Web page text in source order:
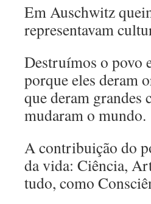
Em Auschwitz
representavam
Destruímos o povo
porque eles deram
que deram grandes
mudaram o mundo.
A contribuição do
da vida: Ciência,
tudo, como